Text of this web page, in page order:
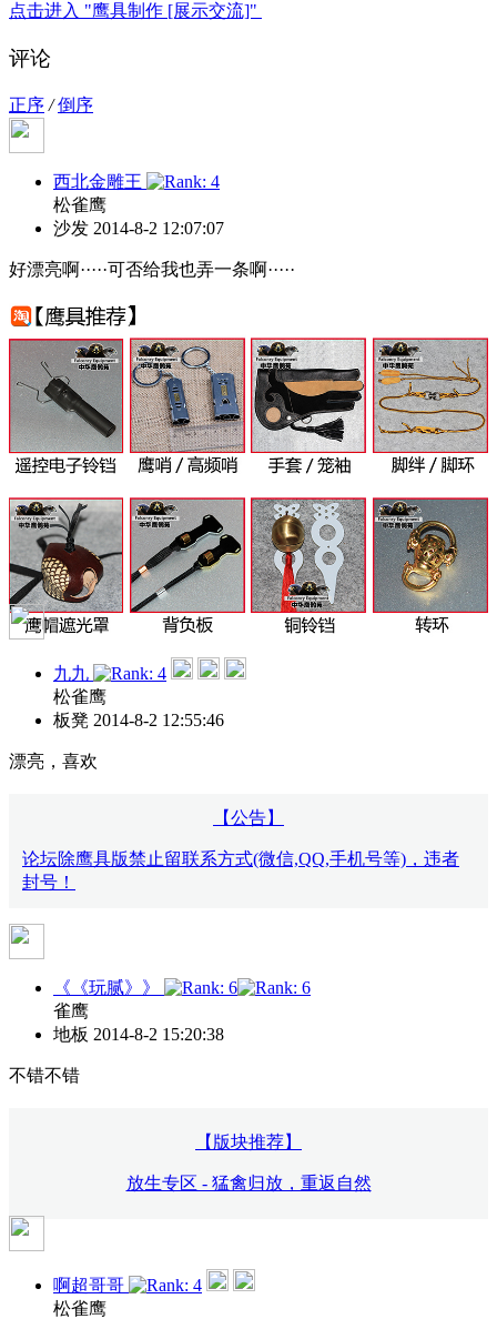
点击进入 "鹰具制作 [展示交流]"
评论
正序 / 倒序
西北金雕王
松雀鹰
沙发 2014-8-2 12:07:07
好漂亮啊·····可否给我也弄一条啊·····
九九
松雀鹰
板凳 2014-8-2 12:55:46
漂亮，喜欢
【公告】
论坛除鹰具版禁止留联系方式(微信,QQ,手机号等)，违者
封号！
《《玩腻》》
雀鹰
地板 2014-8-2 15:20:38
不错不错
【版块推荐】
放生专区 - 猛禽归放，重返自然
啊超哥哥
松雀鹰